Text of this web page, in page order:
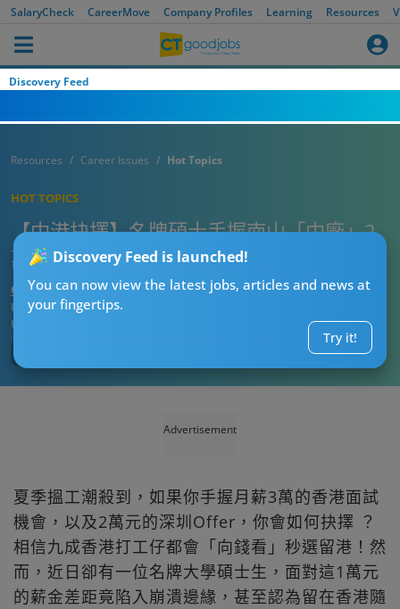
SalaryCheck CareerMove Company Profiles Learning Resources
Discovery Feed
Discovery Feed is launched!
You can now view the latest jobs, articles and news at
your fingertips.
Try it!
Resources Career Issues Hot Topics
HOT TOPICS
【中港抉擇】名牌碩士手握南山「中廠」2
萬Offer狂掙扎！1原因令精英情願減薪過河
CTgoodjobs’ Editor
Published:2026-07-20 07:15
Updated:
Advertisement
夏季搵工潮殺到，如果你手握月薪3萬的香港面試
機會，以及2萬元的深圳Offer，你會如何抉擇 ？
相信九成香港打工仔都會「向錢看」秒選留港！然
而，近日卻有一位名牌大學碩士生，面對這1萬元
的薪金差距竟陷入崩潰邊緣，甚至認為留在香港隨